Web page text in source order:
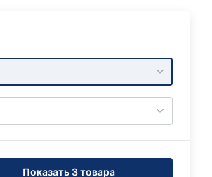
Показать 3 товара